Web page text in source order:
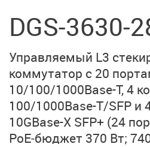
DGS-3630-
Управляемый L3
коммутатор с 20
10/100/1000Base-T,4
100/1000Base-T/SFP и
10GBase-X SFP+ (24
PoE‑бюджет 370 Вт;